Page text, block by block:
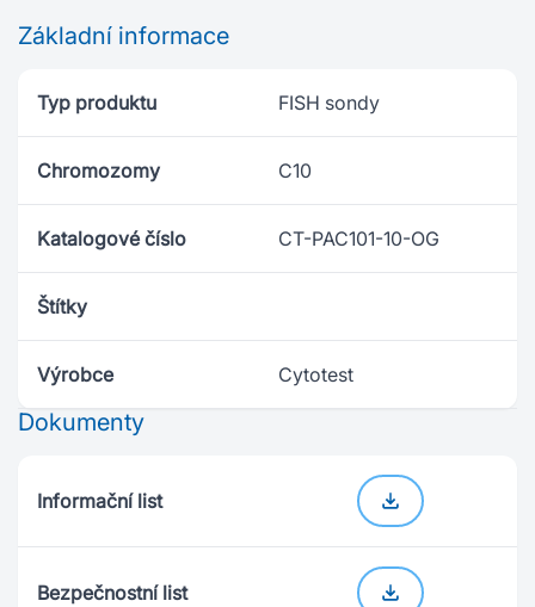
Základní informace
Typ produktu FISH sondy
Chromozomy C10
Katalogové číslo CT-PAC101-10-OG
Štítky
Výrobce Cytotest
Dokumenty
Informační list
Bezpečnostní list